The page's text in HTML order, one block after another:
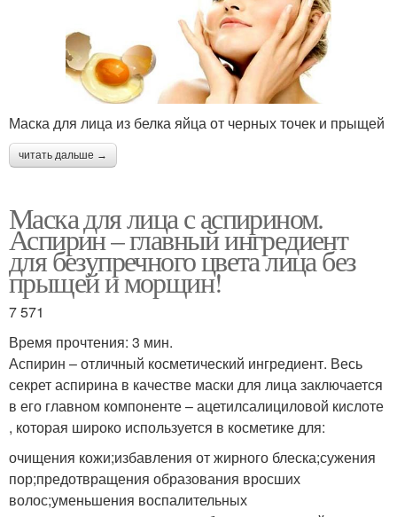
Аспирин для лица Маска из аспирина
Аспириновые маски
Маска с медом Маска с соком
Рецепт с аспирином
Скраб из аспирина Маска с желатином
Маска для лица из белка яйца от черных точек и прыщей
читать дальше →
Маска для лица с аспирином.
Аспирин – главный ингредиент
для безупречного цвета лица без
прыщей и морщин!
7 571
Время прочтения: 3 мин.
Аспирин – отличный косметический ингредиент. Весь
секрет аспирина в качестве маски для лица заключается
в его главном компоненте – ацетилсалициловой кислоте
, которая широко используется в косметике для:
очищения кожи;избавления от жирного блеска;сужения
пор;предотвращения образования вросших
волос;уменьшения воспалительных